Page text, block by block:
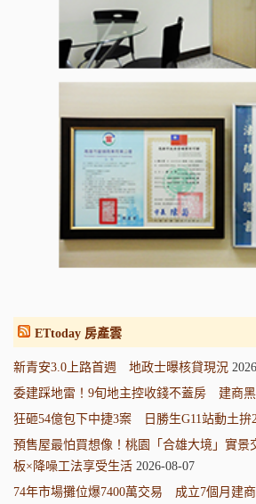
ETtoday 房產雲
新青安3.0上路首週 地政士曝核貸現況
委建踩地雷！9旬地主控收錢不蓋房 建商
狂砸54億包下中捷3案 日勝生G11站動土拚
預售屋最怕買想像！桃園「合雄大境」實
板×降噪工法享受生活 2026-08-07
74年市場攤位爆7400萬交易 成立7個月建